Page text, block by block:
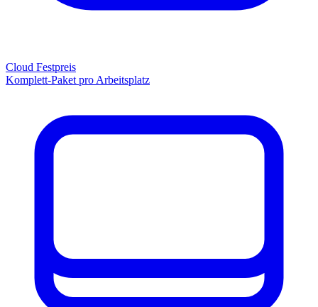
Cloud Festpreis
Komplett-Paket pro Arbeitsplatz